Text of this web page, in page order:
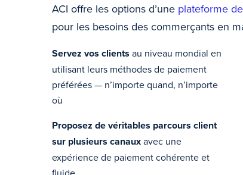
ACI offre les options d’une plateforme
pour les besoins des commerçants en
Servez vos clients au niveau mondial en
utilisant leurs méthodes de paiement
préférées — n’importe quand, n’importe
où
Proposez de véritables parcours client
sur plusieurs canauxavec une
expérience de paiement cohérente et